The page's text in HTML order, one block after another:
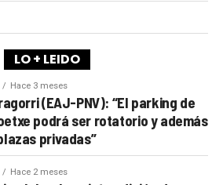
LO + LEIDO
Hace 3 meses
(EAJ-PNV): “El parking de
podrá ser rotatorio y además
privadas”
Hace 2 meses